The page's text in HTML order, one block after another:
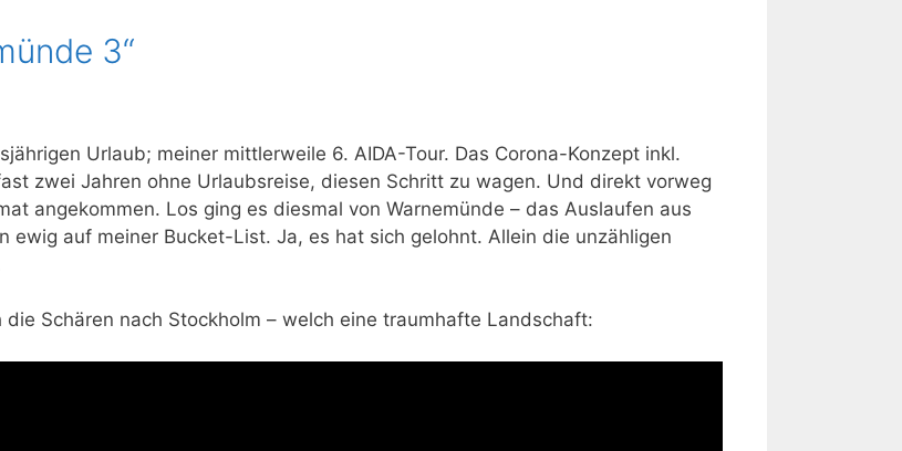
3“
Urlaub; meiner mittlerweile 6. AIDA-Tour. Das Corona-Konzept inkl.
zwei Jahren ohne Urlaubsreise, diesen Schritt zu wagen. Und direkt vorweg
angekommen. Los ging es diesmal von Warnemünde – das Auslaufen aus
ewig auf meiner Bucket-List. Ja, es hat sich gelohnt. Allein die unzähligen
Schären nach Stockholm – welch eine traumhafte Landschaft: